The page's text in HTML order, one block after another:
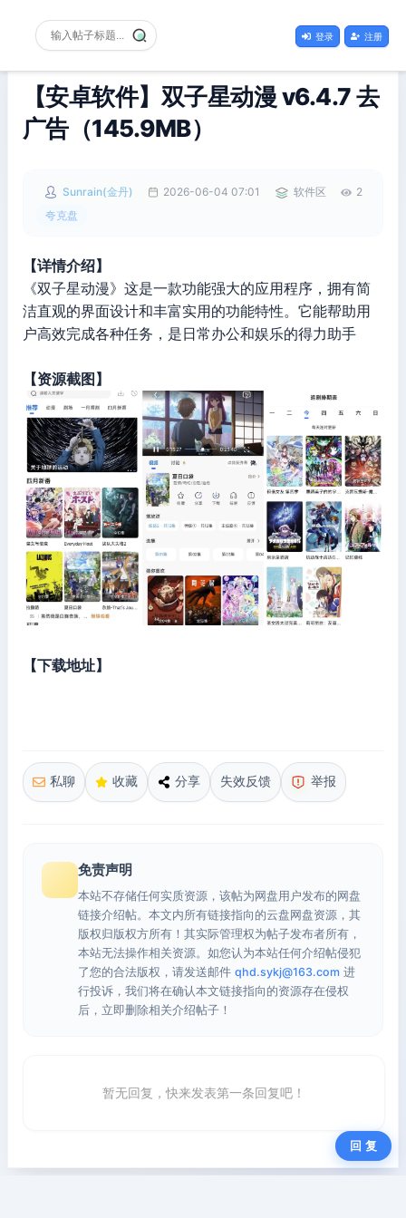
登录 注册
【安卓软件】双子星动漫 v6.4.7 去
广告（145.9MB）
Sunrain(金丹) 2026-06-04 07:01 软件区
2
夸克盘
【详情介绍】
《双子星动漫》这是一款功能强大的应用程序，拥有简
洁直观的界面设计和丰富实用的功能特性。它能帮助用
户高效完成各种任务，是日常办公和娱乐的得力助手
【资源截图】
【下载地址】
私聊 收藏 分享 失效反馈 举报
免责声明
本站不存储任何实质资源，该帖为网盘用户发布的网盘
链接介绍帖。本文内所有链接指向的云盘网盘资源，其
版权归版权方所有！其实际管理权为帖子发布者所有，
本站无法操作相关资源。如您认为本站任何介绍帖侵犯
了您的合法版权，请发送邮件 qhd.sykj@163.com 进
行投诉，我们将在确认本文链接指向的资源存在侵权
后，立即删除相关介绍帖子！
暂无回复，快来发表第一条回复吧！
回 复